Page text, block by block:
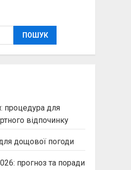
ПОШУК
процедура для
відпочинку
дощової погоди
прогноз та поради